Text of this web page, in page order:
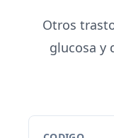
Otros
glucosa y